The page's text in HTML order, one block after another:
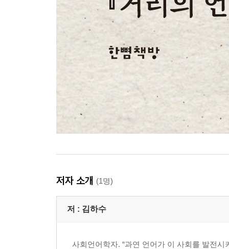
저자 소개 (1명)
저 : 김하수
사회언어학자. “과연 언어가 이 사회를 발전